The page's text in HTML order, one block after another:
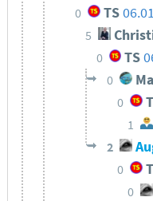
0 TS
5
0 TS
0
0
1
2
0
0